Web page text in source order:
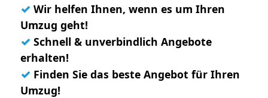
✓ Wir helfen Ihnen, wenn es um Ihren
Umzug geht!
✓ Schnell & unverbindlich Angebote
erhalten!
✓ Finden Sie das beste Angebot für Ihren
Umzug!